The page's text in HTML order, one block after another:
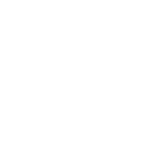
ズにご登録され
とをご了承くだ
ではありません。
品に未対応品が
年1月12日よ
さない年数を意
オムロン制御